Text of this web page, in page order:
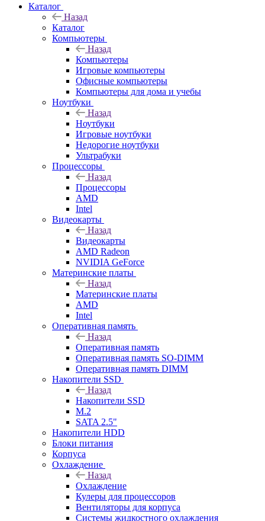
Каталог
Назад
Каталог
Компьютеры
Назад
Компьютеры
Игровые компьютеры
Офисные компьютеры
Компьютеры для дома и учебы
Ноутбуки
Назад
Ноутбуки
Игровые ноутбуки
Недорогие ноутбуки
Ультрабуки
Процессоры
Назад
Процессоры
AMD
Intel
Видеокарты
Назад
Видеокарты
AMD Radeon
NVIDIA GeForce
Материнские платы
Назад
Материнские платы
AMD
Intel
Оперативная память
Назад
Оперативная память
Оперативная память SO-DIMM
Оперативная память DIMM
Накопители SSD
Назад
Накопители SSD
M.2
SATA 2.5"
Накопители HDD
Блоки питания
Корпуса
Охлаждение
Назад
Охлаждение
Кулеры для процессоров
Вентиляторы для корпуса
Системы жидкостного охлаждения